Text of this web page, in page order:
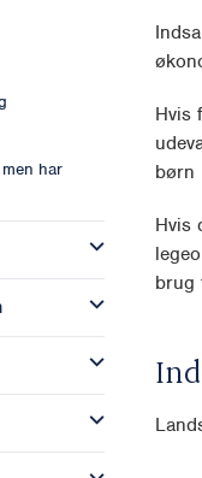
har
Hvis
børn
Hvis
brug